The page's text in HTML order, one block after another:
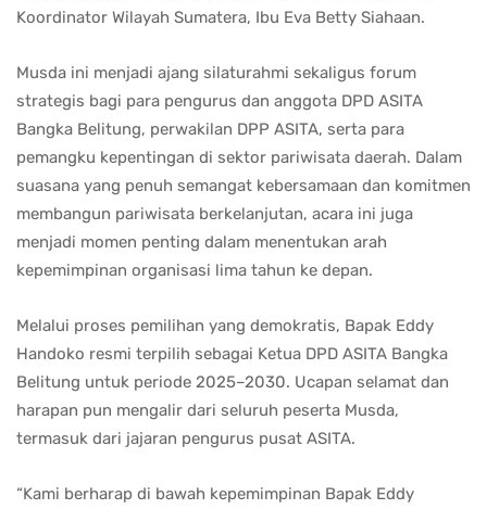
Koordinator Wilayah Sumatera, Ibu Eva Betty Siahaan.
Musda ini menjadi ajang silaturahmi sekaligus forum
strategis bagi para pengurus dan anggota DPD ASITA
Bangka Belitung, perwakilan DPP ASITA, serta para
pemangku kepentingan di sektor pariwisata daerah. Dalam
suasana yang penuh semangat kebersamaan dan komitmen
membangun pariwisata berkelanjutan, acara ini juga
menjadi momen penting dalam menentukan arah
kepemimpinan organisasi lima tahun ke depan.
Melalui proses pemilihan yang demokratis, Bapak Eddy
Handoko resmi terpilih sebagai Ketua DPD ASITA Bangka
Belitung untuk periode 2025–2030. Ucapan selamat dan
harapan pun mengalir dari seluruh peserta Musda,
termasuk dari jajaran pengurus pusat ASITA.
“Kami berharap di bawah kepemimpinan Bapak Eddy